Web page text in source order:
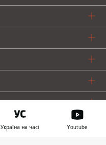
Україна на часі Youtube